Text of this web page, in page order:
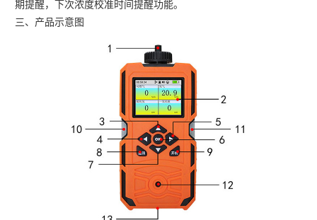
期提醒，下次浓度校准时间提醒功能。
三、产品示意图